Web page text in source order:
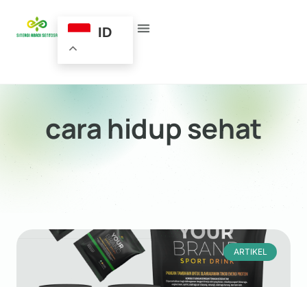
ID
cara hidup sehat
ARTIKEL